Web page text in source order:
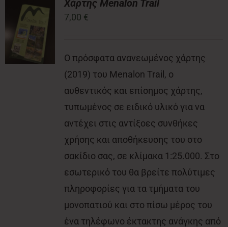
Νέα
Επικοινωνία
Χάρτης Menalon Trail
7,00 €
Ο πρόσφατα ανανεωμένος χάρτης
(2019) του Menalon Trail, ο
αυθεντικός και επίσημος χάρτης,
τυπωμένος σε ειδικό υλικό για να
αντέχει στις αντίξοες συνθήκες
χρήσης και αποθήκευσης του στο
σακίδιο σας, σε κλίμακα 1:25.000. Στο
εσωτερικό του θα βρείτε πολύτιμες
πληροφορίες για τα τμήματα του
μονοπατιού και στο πίσω μέρος του
ένα τηλέφωνο έκτακτης ανάγκης από